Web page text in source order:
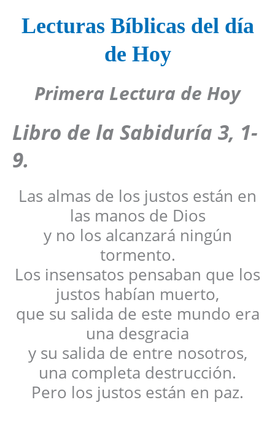
Lecturas Bíblicas del día
de Hoy
Primera Lectura de Hoy
Libro de la Sabiduría 3, 1-
9.
Las almas de los justos están en
las manos de Dios
y no los alcanzará ningún
tormento.
Los insensatos pensaban que los
justos habían muerto,
que su salida de este mundo era
una desgracia
y su salida de entre nosotros,
una completa destrucción.
Pero los justos están en paz.